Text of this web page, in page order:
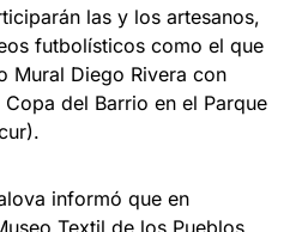
las y los artesanos,
futbolísticos como el que
Mural Diego Rivera con
del Barrio en el Parque
informó que en
Textil de los Pueblos